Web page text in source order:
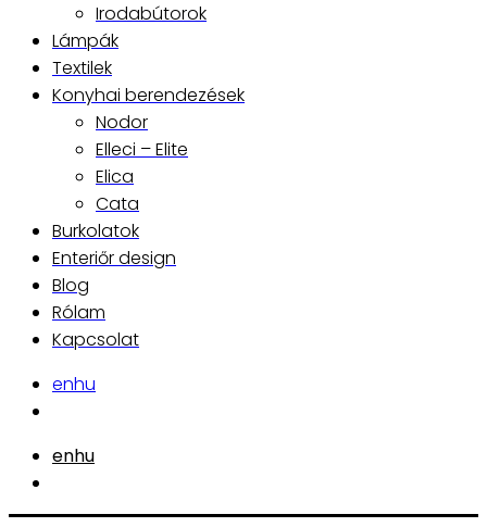
Irodabútorok
Lámpák
Textilek
Konyhai berendezések
Nodor
Elleci – Elite
Elica
Cata
Burkolatok
Enteriőr design
Blog
Rólam
Kapcsolat
enhu
enhu